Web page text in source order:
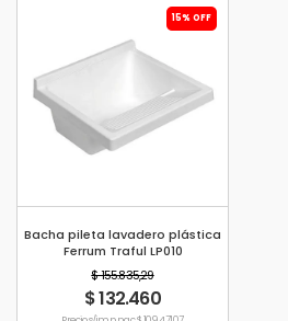
15% OFF
Bacha pileta lavadero plástica
Ferrum Traful LP010
$ 155.835,29
$ 132.460